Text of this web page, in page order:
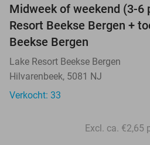
Midweek of weekend (3-6
Resort Beekse Bergen +
Beekse Bergen
Lake Resort Beekse Bergen
Hilvarenbeek, 5081 NJ
Verkocht: 33
Excl. ca. €2,65